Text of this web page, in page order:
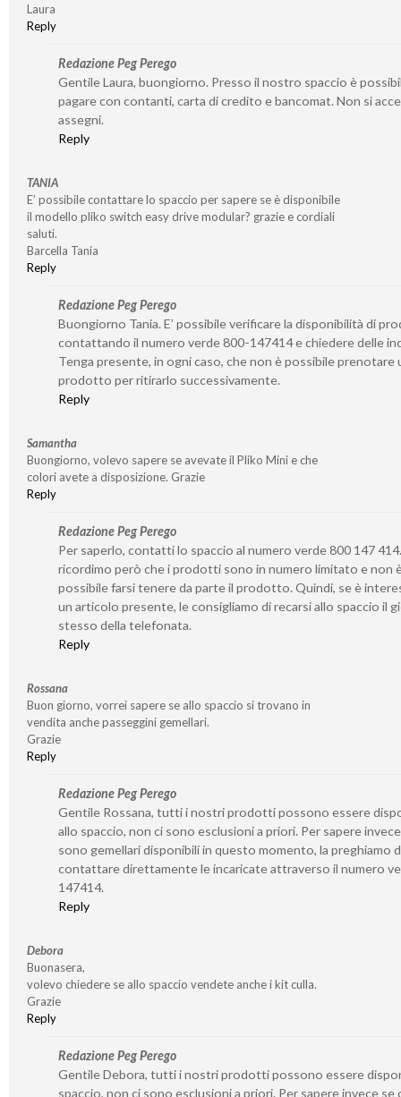
Laura
Reply
Redazione Peg Perego
Gentile Laura, buongiorno. Presso il nostro spaccio è
pagare con contanti, carta di credito e bancomat. Non si
assegni.
Reply
TANIA
E’ possibile contattare lo spaccio per sapere se è disponibile
il modello pliko switch easy drive modular? grazie e cordiali
saluti.
Barcella Tania
Reply
Redazione Peg Perego
Buongiorno Tania. E’ possibile verificare la disponibilità di
contattando il numero verde 800-147414 e chiedere delle
Tenga presente, in ogni caso, che non è possibile prenotare
prodotto per ritirarlo successivamente.
Reply
Samantha
Buongiorno, volevo sapere se avevate il Pliko Mini e che
colori avete a disposizione. Grazie
Reply
Redazione Peg Perego
Per saperlo, contatti lo spaccio al numero verde 800 147
ricordimo però che i prodotti sono in numero limitato e non
possibile farsi tenere da parte il prodotto. Quindi, se è
un articolo presente, le consigliamo di recarsi allo spaccio il
stesso della telefonata.
Reply
Rossana
Buon giorno, vorrei sapere se allo spaccio si trovano in
vendita anche passeggini gemellari.
Grazie
Reply
Redazione Peg Perego
Gentile Rossana, tutti i nostri prodotti possono essere
allo spaccio, non ci sono esclusioni a priori. Per sapere
sono gemellari disponibili in questo momento, la preghiamo
contattare direttamente le incaricate attraverso il numero
147414.
Reply
Debora
Buonasera,
volevo chiedere se allo spaccio vendete anche i kit culla.
Grazie
Reply
Redazione Peg Perego
Gentile Debora, tutti i nostri prodotti possono essere
spaccio, non ci sono esclusioni a priori. Per sapere invece se